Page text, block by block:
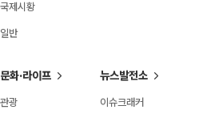
국제시황
일반
문화·라이프
관광
뉴스발전소
이슈크래커